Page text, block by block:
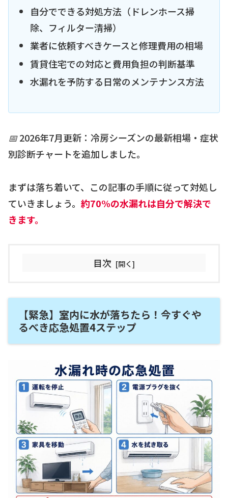
自分でできる対処方法（ドレンホース掃
除、フィルター清掃）
業者に依頼すべきケースと修理費用の相場
賃貸住宅での対応と費用負担の判断基準
水漏れを予防する日常のメンテナンス方法
📅 2026年7月更新：冷房シーズンの最新相場・症状
別診断チャートを追加しました。
まずは落ち着いて、この記事の手順に従って対処し
ていきましょう。 約70%の水漏れは自分で解決で
きます。
目次
【緊急】室内に水が落ちたら！今すぐや
るべき応急処置4ステップ